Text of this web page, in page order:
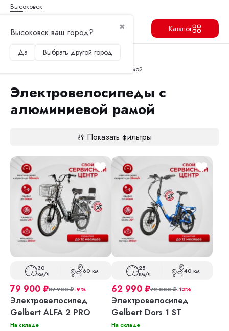
Высоковск
✖
Высоковск ваш город?
Да Выбрать другой город
Каталог
Главная
Электровелосипеды
Электровелосипеды с алюминиевой рамой
Электровелосипеды с
алюминиевой рамой
Показать фильтры
30
км/ч 60 км
79 900 ₽87 900₽-9%
Электровелосипед
Gelbert ALFA 2 PRO
На складе
25
км/ч 40 км
62 990 ₽72 000₽-13%
Электровелосипед
Gelbert Dors 1 ST
На складе
Продолжить